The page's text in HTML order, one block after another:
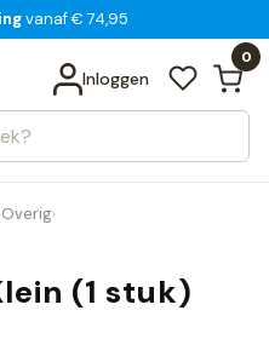
uur besteld
bedenktijd
Inloggen
0
Bekijk alle resultaten
›
(1 stuk)